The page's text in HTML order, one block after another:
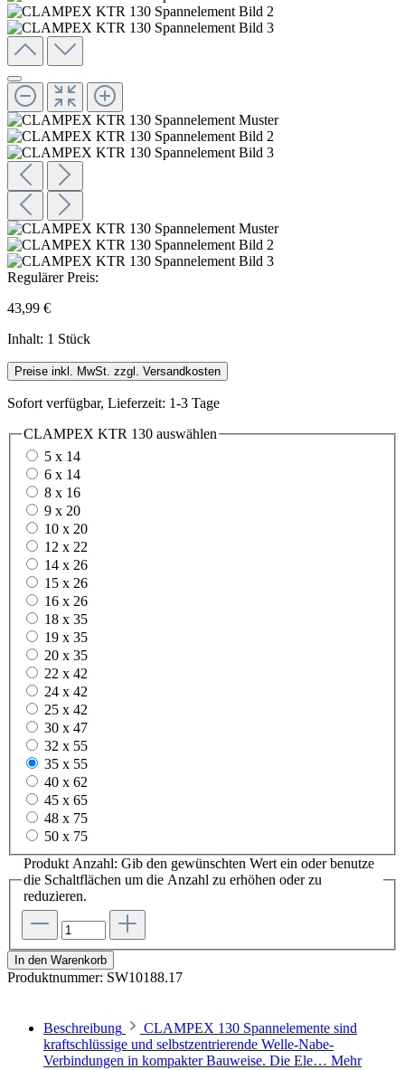
Regulärer Preis:
43,99 €
Inhalt: 1 Stück
Preise inkl. MwSt. zzgl. Versandkosten
Sofort verfügbar, Lieferzeit: 1-3 Tage
CLAMPEX KTR 130 auswählen
5 x 14
6 x 14
8 x 16
9 x 20
10 x 20
12 x 22
14 x 26
15 x 26
16 x 26
18 x 35
19 x 35
20 x 35
22 x 42
24 x 42
25 x 42
30 x 47
32 x 55
35 x 55
40 x 62
45 x 65
48 x 75
50 x 75
Produkt Anzahl: Gib den gewünschten Wert ein oder benutze
die Schaltflächen um die Anzahl zu erhöhen oder zu
reduzieren.
In den Warenkorb
Produktnummer: SW10188.17
Beschreibung
CLAMPEX 130 Spannelemente sind
kraftschlüssige und selbstzentrierende Welle-Nabe-
Verbindungen in kompakter Bauweise. Die Ele… Mehr